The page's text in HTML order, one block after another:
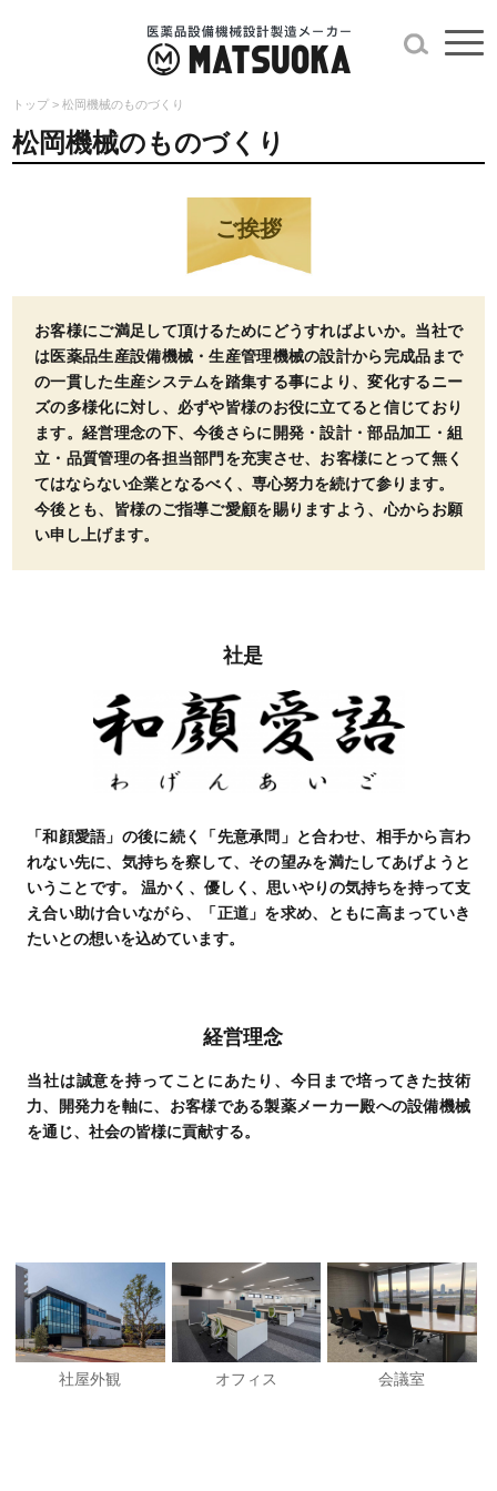
トップ >松岡機械のものづくり
松岡機械のものづくり
ご挨拶
お客様にご満足して頂けるためにどうすればよいか。当社で
は医薬品生産設備機械・生産管理機械の設計から完成品まで
の一貫した生産システムを踏集する事により、変化するニー
ズの多様化に対し、必ずや皆様のお役に立てると信じており
ます。経営理念の下、今後さらに開発・設計・部品加工・組
立・品質管理の各担当部門を充実させ、お客様にとって無く
てはならない企業となるべく、専心努力を続けて参ります。
今後とも、皆様のご指導ご愛顧を賜りますよう、心からお願
い申し上げます。
社是
「和顔愛語」の後に続く「先意承問」と合わせ、相手から言わ
れない先に、気持ちを察して、その望みを満たしてあげようと
いうことです。 温かく、優しく、思いやりの気持ちを持って支
え合い助け合いながら、「正道」を求め、ともに高まっていき
たいとの想いを込めています。
経営理念
当社は誠意を持ってことにあたり、今日まで培ってきた技術
力、開発力を軸に、お客様である製薬メーカー殿への設備機械
を通じ、社会の皆様に貢献する。
社屋外観 オフィス 会議室